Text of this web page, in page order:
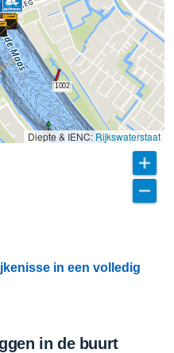
1002
Diepte & IENC: Rijkswaterstaat
in een volledig
in de buurt